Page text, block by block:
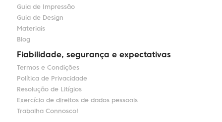
Guia de Impressão
Guia de Design
Materiais
Blog
Fiabilidade, segurança e expectativas
Termos e Condições
Política de Privacidade
Resolução de Litígios
Exercício de direitos de dados pessoais
Trabalha Connosco!